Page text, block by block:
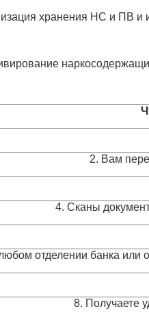
хранения НС и ПВ и
2. Вам
4. Сканы
отделении банка или
8. Получаете